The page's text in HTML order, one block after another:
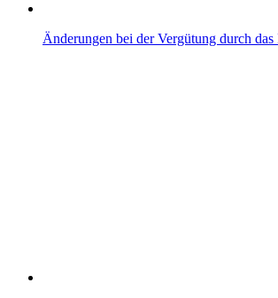
Änderungen bei der Vergütung durch